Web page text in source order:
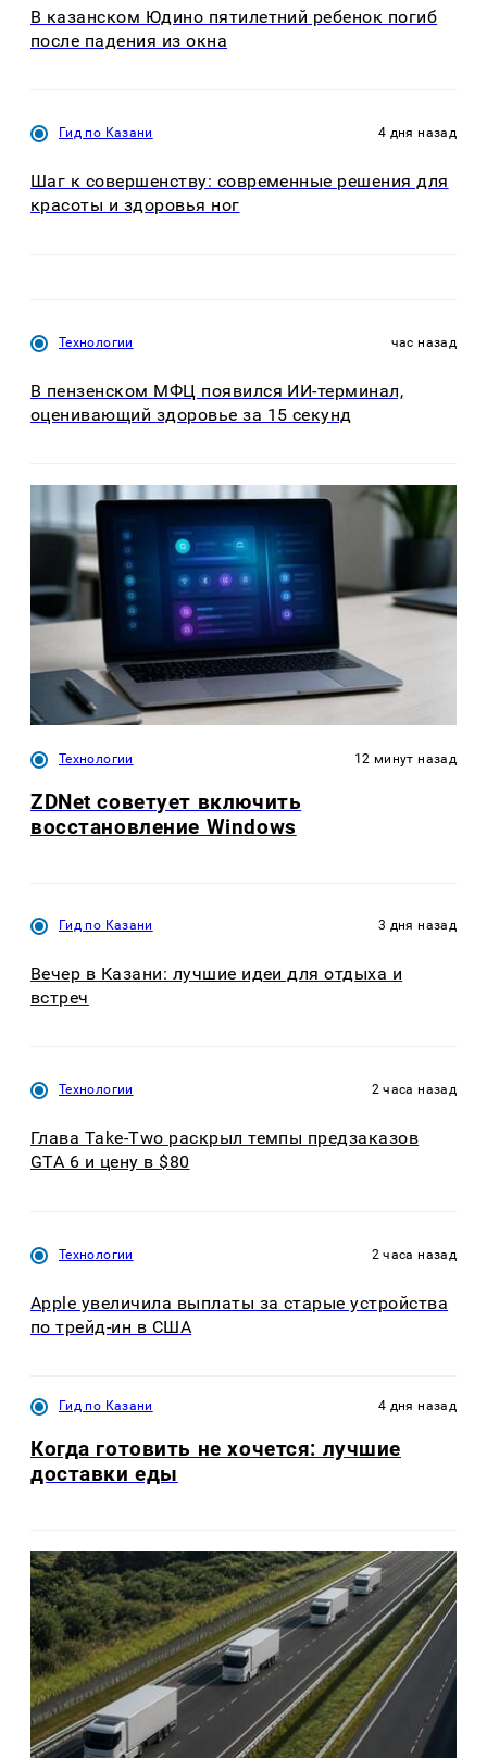
В казанском Юдино пятилетний ребенок погиб
после падения из окна
Гид по Казани 4 дня назад
Шаг к совершенству: современные решения для
красоты и здоровья ног
Технологии час назад
В пензенском МФЦ появился ИИ-терминал,
оценивающий здоровье за 15 секунд
Технологии 12 минут назад
ZDNet советует включить
восстановление Windows
Гид по Казани 3 дня назад
Вечер в Казани: лучшие идеи для отдыха и
встреч
Технологии 2 часа назад
Глава Take-Two раскрыл темпы предзаказов
GTA 6 и цену в $80
Технологии 2 часа назад
Apple увеличила выплаты за старые устройства
по трейд-ин в США
Гид по Казани 4 дня назад
Когда готовить не хочется: лучшие
доставки еды